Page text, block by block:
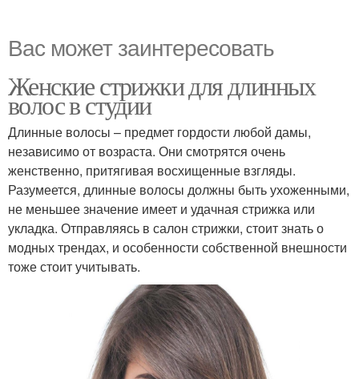
Вас может заинтересовать
Женские стрижки для длинных
волос в студии
Длинные волосы – предмет гордости любой дамы,
независимо от возраста. Они смотрятся очень
женственно, притягивая восхищенные взгляды.
Разумеется, длинные волосы должны быть ухоженными,
не меньшее значение имеет и удачная стрижка или
укладка. Отправляясь в салон стрижки, стоит знать о
модных трендах, и особенности собственной внешности
тоже стоит учитывать.